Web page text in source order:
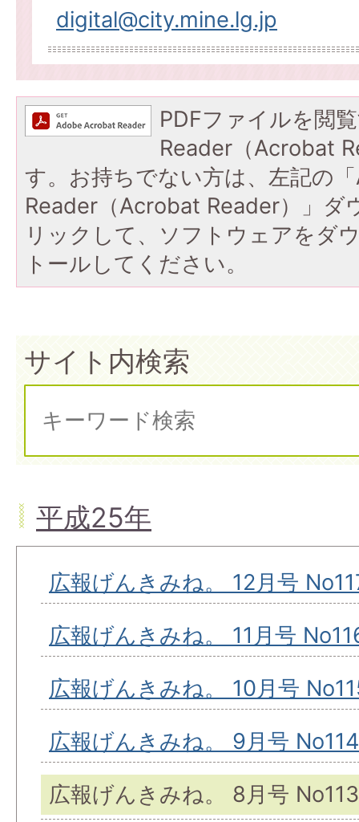
digital@city.mine.lg.jp
PDFファイルを閲
Reader（Acrobat
す。お持ちでない方は、左記の
Reader（Acrobat Reader）」ダ
リックして、ソフトウェアをダ
トールしてください。
サイト内検索
平成25年
広報げんきみね。 12月号
広報げんきみね。 11月号
広報げんきみね。 10月号
広報げんきみね。 9月号 No114
広報げんきみね。 8月号 No113